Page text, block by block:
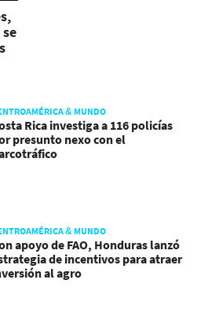
& MUNDO
Rica investiga a 116 policías
presunto nexo con el
& MUNDO
apoyo de FAO, Honduras lanzó
de incentivos para atraer
al agro